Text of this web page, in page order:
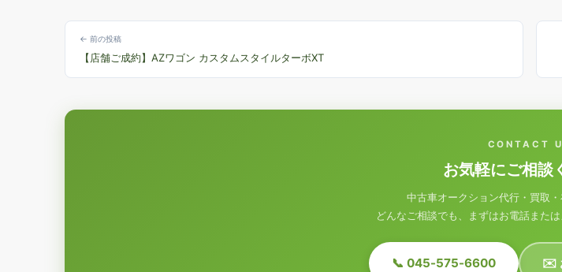
← 前の投稿
【店舗ご成約】AZワゴン カスタムスタイルターボXT
CONTACT
お気軽にご相談
中古車オークション代行・買取
どんなご相談でも、まずはお電話また
📞 045-575-6600 ✉️